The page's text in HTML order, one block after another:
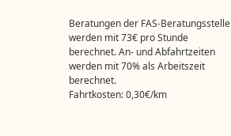
Beratungen der FAS-Beratungsstelle
werden mit 73€ pro Stunde
berechnet. An- und Abfahrtzeiten
werden mit 70% als Arbeitszeit
berechnet.
Fahrtkosten: 0,30€/km